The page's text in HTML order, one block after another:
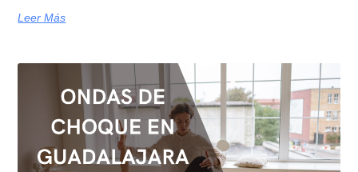
Leer Más